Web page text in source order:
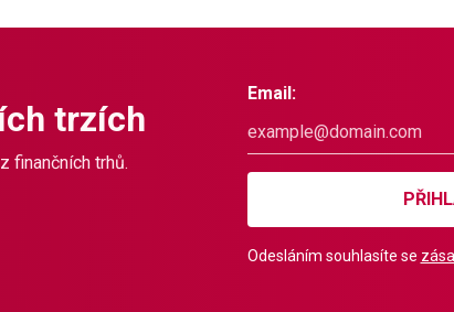
trzích
finančních trhů.
Email:
Odesláním souhlasíte se